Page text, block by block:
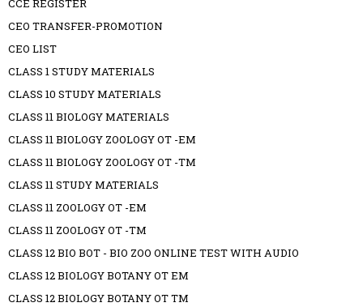
CCE REGISTER
CEO TRANSFER-PROMOTION
CEO LIST
CLASS 1 STUDY MATERIALS
CLASS 10 STUDY MATERIALS
CLASS 11 BIOLOGY MATERIALS
CLASS 11 BIOLOGY ZOOLOGY OT -EM
CLASS 11 BIOLOGY ZOOLOGY OT -TM
CLASS 11 STUDY MATERIALS
CLASS 11 ZOOLOGY OT -EM
CLASS 11 ZOOLOGY OT -TM
CLASS 12 BIO BOT - BIO ZOO ONLINE TEST WITH AUDIO
CLASS 12 BIOLOGY BOTANY OT EM
CLASS 12 BIOLOGY BOTANY OT TM